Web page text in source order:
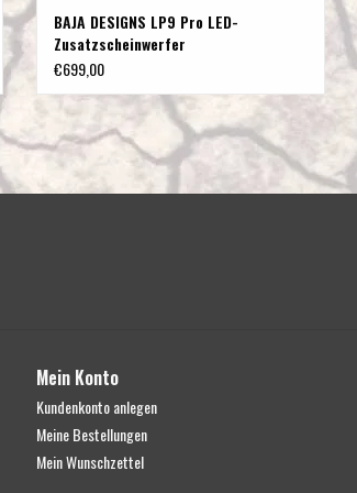
BAJA DESIGNS LP9 Pro LED-
Zusatzscheinwerfer
€699,00
Mein Konto
Kundenkonto anlegen
Meine Bestellungen
Mein Wunschzettel